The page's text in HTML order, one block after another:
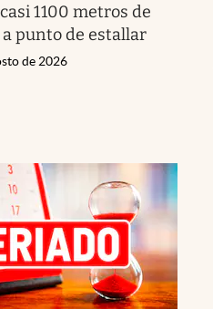
1100 metros de
punto de estallar
de 2026